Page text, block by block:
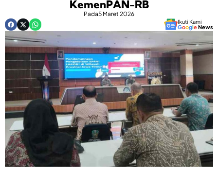
KemenPAN-RB
Pada5 Maret 2026
Ikuti Kami
GoogleNews